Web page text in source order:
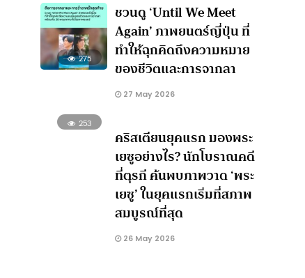
275
ชวนดู ‘Until We Meet
Again’ ภาพยนตร์ญี่ปุ่น ที่
ทำให้ฉุกคิดถึงความหมาย
ของชีวิตและการจากลา
27 May 2026
253
คริสเตียนยุคแรก มองพระ
เยซูอย่างไร? นักโบราณคดี
ที่ตุรกี ค้นพบภาพวาด ‘พระ
เยซู’ ในยุคแรกเริ่มที่สภาพ
สมบูรณ์ที่สุด
26 May 2026